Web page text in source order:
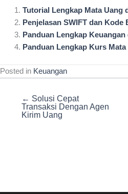
Tutorial Lengkap Mata Uang
Penjelasan SWIFT dan Kode
Panduan Lengkap
Panduan Lengkap Kurs Mata
Posted in Keuangan
← Solusi Cepat
Transaksi Dengan Agen
Kirim Uang